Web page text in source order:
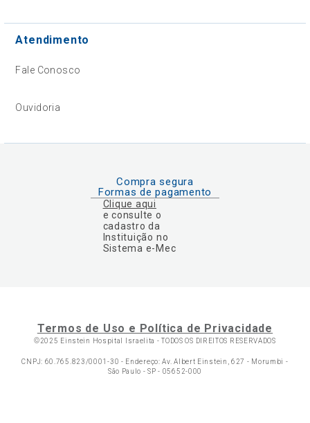
Atendimento
Fale Conosco
Ouvidoria
Compra segura
Formas de pagamento
Clique aqui
e consulte o
cadastro da
Instituição no
Sistema e-Mec
Termos de Uso e Política de Privacidade
©2025 Einstein Hospital Israelita -TODOS OS DIREITOS RESERVADOS
CNPJ: 60.765.823/0001-30 - Endereço: Av. Albert Einstein, 627 - Morumbi -
São Paulo - SP - 05652-000